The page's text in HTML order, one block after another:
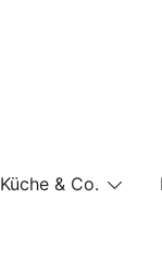
Küche & Co.